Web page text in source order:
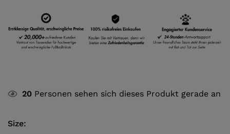
20 Personen sehen sich dieses Produkt gerade an
Size: